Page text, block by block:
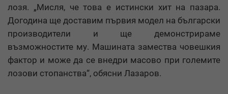
лозя. „Мисля, че това е истински хит на пазара.
Догодина ще доставим първия модел на български
производители и ще демонстрираме
възможностите му. Машината замества човешкия
фактор и може да се внедри масово при големите
лозови стопанства“, обясни Лазаров.